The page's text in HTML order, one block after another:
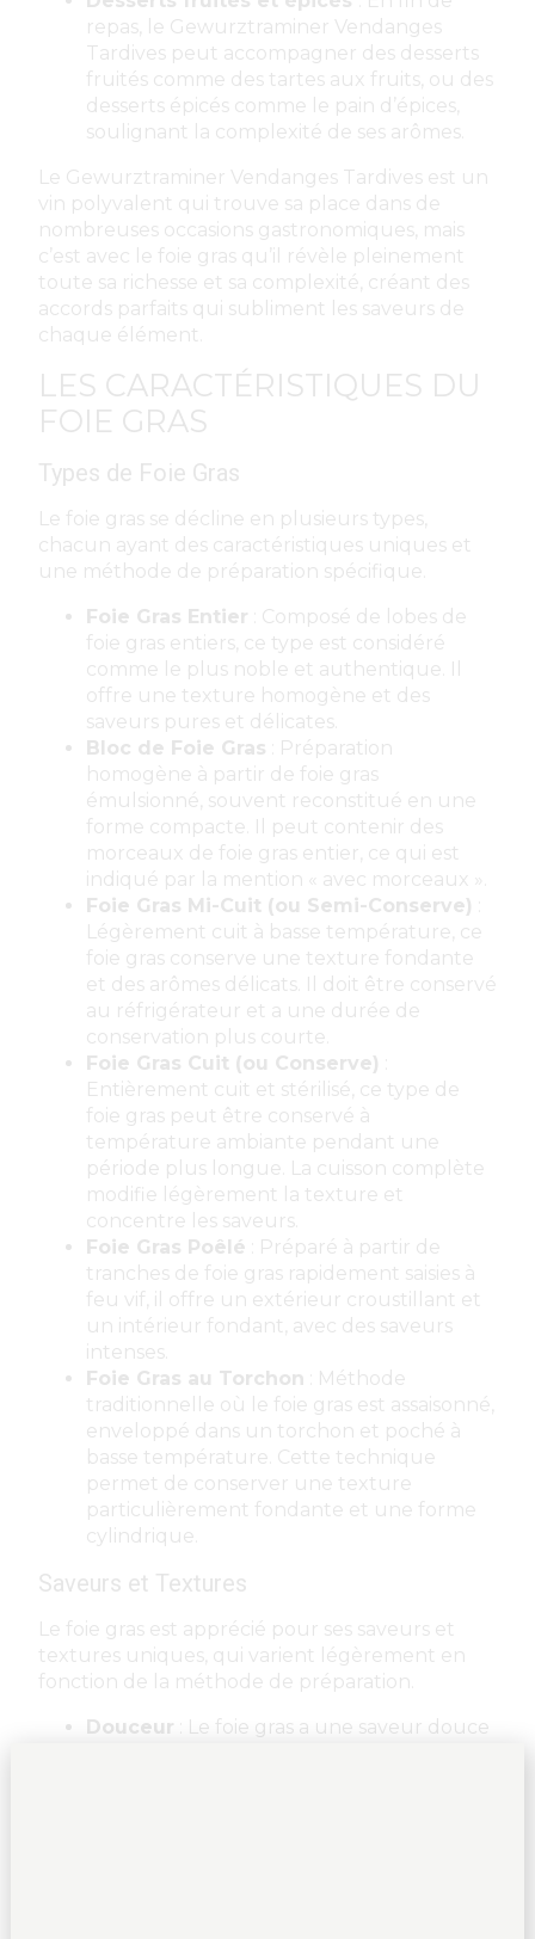
repas, le Gewurztraminer Vendanges
Tardives peut accompagner des desserts
fruités comme des tartes aux fruits, ou des
desserts épicés comme le pain d’épices,
soulignant la complexité de ses arômes.
Le Gewurztraminer Vendanges Tardives est un
vin polyvalent qui trouve sa place dans de
nombreuses occasions gastronomiques, mais
c’est avec le foie gras qu’il révèle pleinement
toute sa richesse et sa complexité, créant des
accords parfaits qui subliment les saveurs de
chaque élément.
LES CARACTÉRISTIQUES DU
FOIE GRAS
Types de Foie Gras
Le foie gras se décline en plusieurs types,
chacun ayant des caractéristiques uniques et
une méthode de préparation spécifique.
Foie Gras Entier : Composé de lobes de
foie gras entiers, ce type est considéré
comme le plus noble et authentique. Il
offre une texture homogène et des
saveurs pures et délicates.
Bloc de Foie Gras : Préparation
homogène à partir de foie gras
émulsionné, souvent reconstitué en une
forme compacte. Il peut contenir des
morceaux de foie gras entier, ce qui est
indiqué par la mention « avec morceaux ».
Foie Gras Mi-Cuit (ou Semi-Conserve)
Légèrement cuit à basse température, ce
foie gras conserve une texture fondante
et des arômes délicats. Il doit être conservé
au réfrigérateur et a une durée de
conservation plus courte.
Foie Gras Cuit (ou Conserve)
Entièrement cuit et stérilisé, ce type de
foie gras peut être conservé à
température ambiante pendant une
période plus longue. La cuisson complète
modifie légèrement la texture et
concentre les saveurs.
Foie Gras Poêlé : Préparé à partir de
tranches de foie gras rapidement saisies à
feu vif, il offre un extérieur croustillant et
un intérieur fondant, avec des saveurs
intenses.
Foie Gras au Torchon : Méthode
traditionnelle où le foie gras est assaisonné,
enveloppé dans un torchon et poché à
basse température. Cette technique
permet de conserver une texture
particulièrement fondante et une forme
cylindrique.
Saveurs et Textures
Le foie gras est apprécié pour ses saveurs et
textures uniques, qui varient légèrement en
fonction de la méthode de préparation.
Douceur : Le foie gras a une saveur douce